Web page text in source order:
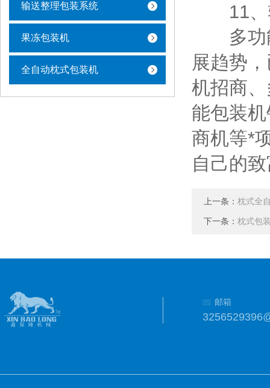
输送整理包装系统
果冻包装机
全自动枕式包装机
11、输
多功能
展趋势
机招商
能包装
商机等*
自己的
上一条： 枕式全
下一条： 枕式包
邮箱